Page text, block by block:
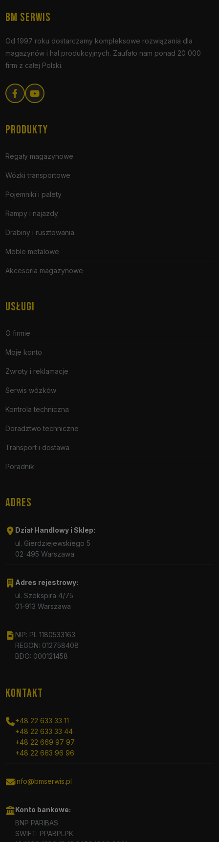
BM SERWIS
Od 1997 roku dostarczamy kompleksowe rozwiązania dla
magazynów i hal produkcyjnych. Zaufało nam ponad 20 000
firm z całej Polski.
PRODUKTY
Regały magazynowe
Wózki transportowe
Pojemniki i palety
Rampy i najazdy
Drabiny i rusztowania
Meble metalowe
Akcesoria magazynowe
USŁUGI
O firmie
Moje konto
Zwroty i reklamacje
Serwis wózków
Kontrola techniczna
Doradztwo techniczne
Transport i dostawa
Poradnik
ADRES
Dział Handlowy i Sklep:
ul. Gierdziejewskiego 5
02-495 Warszawa
Adres rejestrowy:
ul. Szekspira 4/75
01-913 Warszawa
NIP: PL 1180533163
REGON: 012758408
BDO: 000121458
KONTAKT
+48 22 633 33 11
+48 22 633 33 44
+48 22 669 97 97
+48 22 663 96 96
info@bmserwis.pl
Konto bankowe:
BNP PARIBAS
SWIFT: PPABPLPK